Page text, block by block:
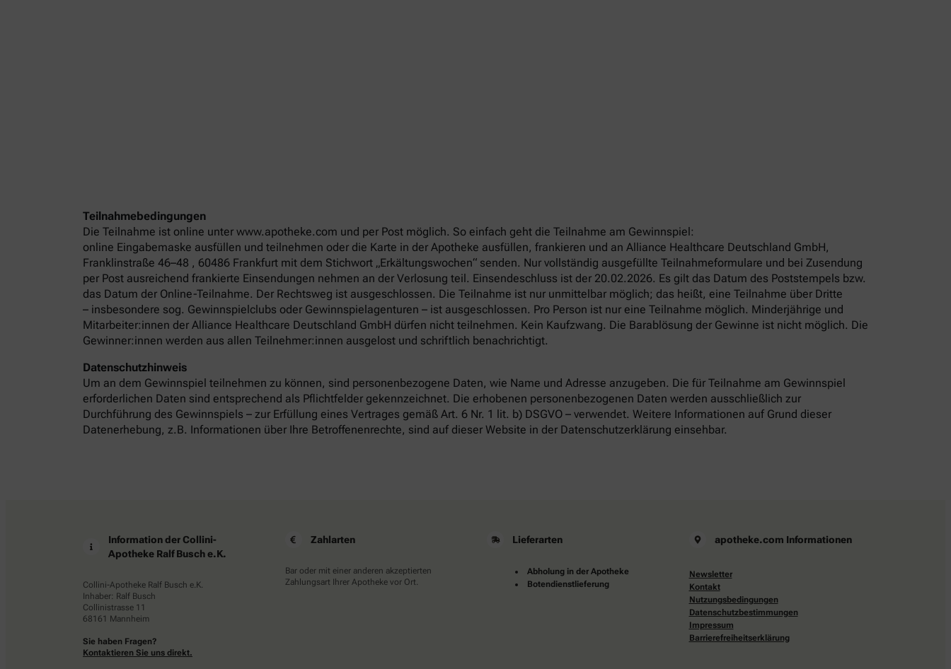
Teilnahmebedingungen
Die Teilnahme ist online unter www.apotheke.com und per Post möglich. So einfach geht die Teilnahme am Gewinnspiel:
online Eingabemaske ausfüllen und teilnehmen oder die Karte in der Apotheke ausfüllen, frankieren und an Alliance Healthcare Deutschland GmbH,
Franklinstraße 46–48 , 60486 Frankfurt mit dem Stichwort „Erkältungswochen“ senden. Nur vollständig ausgefüllte Teilnahmeformulare und bei Zusendung
per Post ausreichend frankierte Einsendungen nehmen an der Verlosung teil. Einsendeschluss ist der 20.02.2026. Es gilt das Datum des Poststempels bzw.
das Datum der Online-Teilnahme. Der Rechtsweg ist ausgeschlossen. Die Teilnahme ist nur unmittelbar möglich; das heißt, eine Teilnahme über Dritte
– insbesondere sog. Gewinnspielclubs oder Gewinnspielagenturen – ist ausgeschlossen. Pro Person ist nur eine Teilnahme möglich. Minderjährige und
Mitarbeiter:innen der Alliance Healthcare Deutschland GmbH dürfen nicht teilnehmen. Kein Kaufzwang. Die Barablösung der Gewinne ist nicht möglich. Die
Gewinner:innen werden aus allen Teilnehmer:innen ausgelost und schriftlich benachrichtigt.
Datenschutzhinweis
Um an dem Gewinnspiel teilnehmen zu können, sind personenbezogene Daten, wie Name und Adresse anzugeben. Die für Teilnahme am Gewinnspiel
erforderlichen Daten sind entsprechend als Pflichtfelder gekennzeichnet. Die erhobenen personenbezogenen Daten werden ausschließlich zur
Durchführung des Gewinnspiels – zur Erfüllung eines Vertrages gemäß Art. 6 Nr. 1 lit. b) DSGVO – verwendet. Weitere Informationen auf Grund dieser
Datenerhebung, z.B. Informationen über Ihre Betroffenenrechte, sind auf dieser Website in der Datenschutzerklärung einsehbar.
Information der Collini-
Apotheke Ralf Busch e.K.
Collini-Apotheke Ralf Busch e.K.
Inhaber: Ralf Busch
Collinistrasse 11
68161 Mannheim
Sie haben Fragen?
Kontaktieren Sie uns direkt.
Zahlarten
Bar oder mit einer anderen akzeptierten
Zahlungsart Ihrer Apotheke vor Ort.
Lieferarten
Abholung in der Apotheke
Botendienstlieferung
apotheke.com Informationen
Newsletter
Kontakt
Nutzungsbedingungen
Datenschutzbestimmungen
Impressum
Barrierefreiheitserklärung